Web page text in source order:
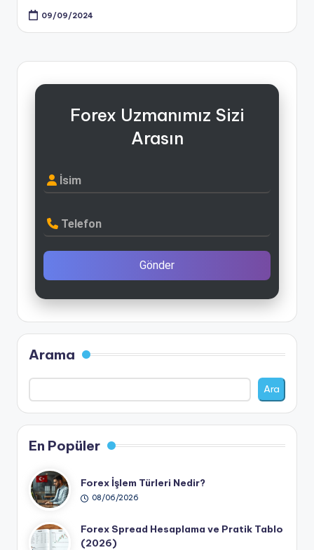
09/09/2024
Forex Uzmanımız Sizi
Arasın
İsim
Telefon
Gönder
Arama
Ara
En Popüler
Forex İşlem Türleri Nedir?
08/06/2026
Forex Spread Hesaplama ve Pratik Tablo
(2026)